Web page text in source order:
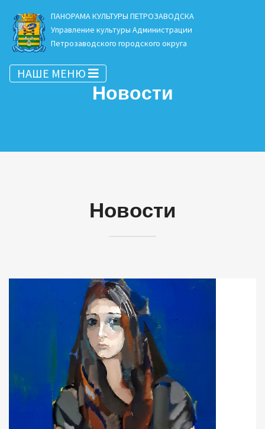
ПАНОРАМА КУЛЬТУРЫ ПЕТРОЗАВОДСКА
Управление культуры Администрации
Петрозаводского городского округа
НАШЕ МЕНЮ
Новости
Новости